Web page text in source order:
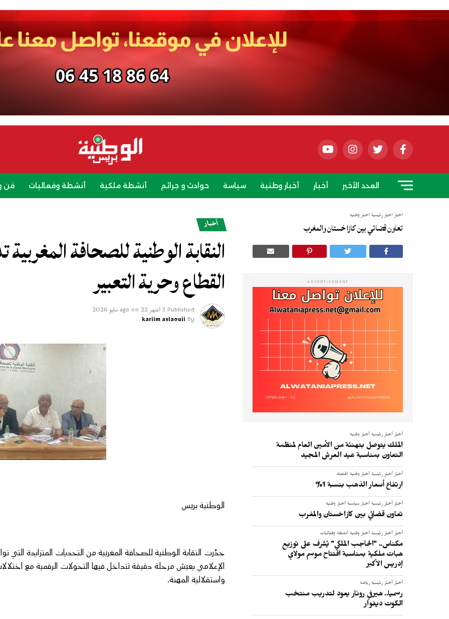
العدد الأخير أخبار أخبار وطنية سياسة حوادث و جرائم أنشطة ملكية أنشطة وفعاليات فن
أخبار أخبار رئيسية أخبار وطنية
تعاون قضائي بين كازاخستان والمغرب
ADVERTISEMENT
أخبار أخبار رئيسية أخبار وطنية
الملك يتوصل بتهنئة من الأمين العام لمنظمة
التعاون بمناسبة عيد العرش المجيد
أخبار أخبار رئيسية أخبار وطنية اقتصاد
ارتفاع أسعار الذهب بنسبة 1%
أخبار أخبار رئيسية أخبار سياسية أخبار وطنية
تعاون قضائي بين كازاخستان والمغرب
أخبار أخبار رئيسية أخبار وطنية أنشطة وفعاليات
مكناس.. "الحاجب الملكي" يُشرف على توزيع
هبات ملكية بمناسبة افتتاح موسم مولاي
إدريس الأكبر
أخبار أخبار رئيسية رياضة
رسميا.. هيرفي رونار يعود لتدريب منتخب
الكوت ديفوار
أخبار
النقابة الوطنية للصحافة
القطاع وحرية التعبير
Published 3 أشهر ago on 22 مايو 2026
By
kariim aslaouii
الوطنية بريس
حذّرت النقابة الوطنية للصحافة المغربية من التحديات المتزايدة
الإعلامي يعيش مرحلة دقيقة تتداخل فيها التحولات الرقمية مع
واستقلالية المهنة.